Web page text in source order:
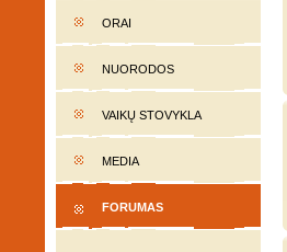
ORAI
NUORODOS
VAIKŲ STOVYKLA
MEDIA
FORUMAS